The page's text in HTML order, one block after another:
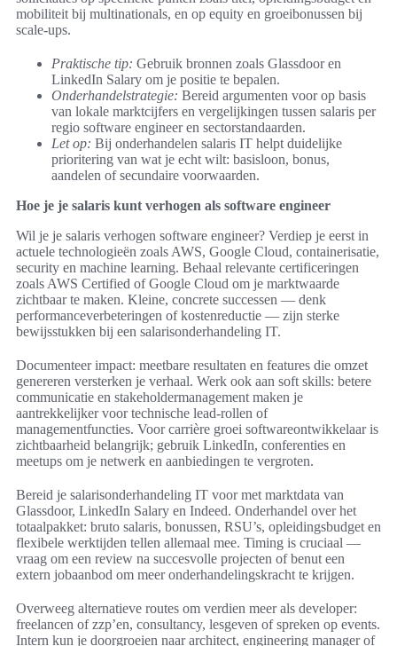
mobiliteit bij multinationals, en op equity en groeibonussen bij
scale-ups.
Praktische tip: Gebruik bronnen zoals Glassdoor en
LinkedIn Salary om je positie te bepalen.
Onderhandelstrategie: Bereid argumenten voor op basis
van lokale marktcijfers en vergelijkingen tussen salaris per
regio software engineer en sectorstandaarden.
Let op: Bij onderhandelen salaris IT helpt duidelijke
prioritering van wat je echt wilt: basisloon, bonus,
aandelen of secundaire voorwaarden.
Hoe je je salaris kunt verhogen als software engineer
Wil je je salaris verhogen software engineer? Verdiep je eerst in
actuele technologieën zoals AWS, Google Cloud, containerisatie,
security en machine learning. Behaal relevante certificeringen
zoals AWS Certified of Google Cloud om je marktwaarde
zichtbaar te maken. Kleine, concrete successen — denk
performanceverbeteringen of kostenreductie — zijn sterke
bewijsstukken bij een salarisonderhandeling IT.
Documenteer impact: meetbare resultaten en features die omzet
genereren versterken je verhaal. Werk ook aan soft skills: betere
communicatie en stakeholdermanagement maken je
aantrekkelijker voor technische lead-rollen of
managementfuncties. Voor carrière groei softwareontwikkelaar is
zichtbaarheid belangrijk; gebruik LinkedIn, conferenties en
meetups om je netwerk en aanbiedingen te vergroten.
Bereid je salarisonderhandeling IT voor met marktdata van
Glassdoor, LinkedIn Salary en Indeed. Onderhandel over het
totaalpakket: bruto salaris, bonussen, RSU’s, opleidingsbudget en
flexibele werktijden tellen allemaal mee. Timing is cruciaal —
vraag om een review na succesvolle projecten of benut een
extern jobaanbod om meer onderhandelingskracht te krijgen.
Overweeg alternatieve routes om verdien meer als developer:
freelancen of zzp’en, consultancy, lesgeven of spreken op events.
Intern kun je doorgroeien naar architect, engineering manager of